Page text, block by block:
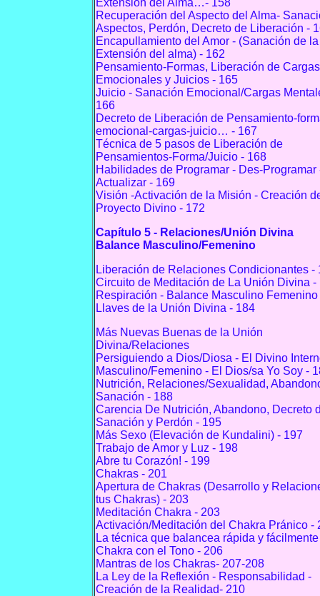
Extensión del Alma…- 158
Recuperación del Aspecto del Alma-
Aspectos, Perdón, Decreto de Liberación -
Encapullamiento del Amor - (Sanación de la
Extensión del alma) - 162
Pensamiento-Formas, Liberación de Cargas
Emocionales y Juicios - 165
Juicio - Sanación Emocional/Cargas
166
Decreto de Liberación de Pensamiento-
emocional-cargas-juicio… - 167
Técnica de 5 pasos de Liberación de
Pensamientos-Forma/Juicio - 168
Habilidades de Programar - Des-Programar
Actualizar - 169
Visión -Activación de la Misión - Creación
Proyecto Divino - 172
Capítulo 5 - Relaciones/Unión Divina
Balance Masculino/Femenino
Liberación de Relaciones Condicionantes -
Circuito de Meditación de La Unión Divina -
Respiración - Balance Masculino Femenino
Llaves de la Unión Divina - 184
Más Nuevas Buenas de la Unión
Divina/Relaciones
Persiguiendo a Dios/Diosa - El Divino
Masculino/Femenino - El Dios/sa Yo Soy -
Nutrición, Relaciones/Sexualidad,
Sanación - 188
Carencia De Nutrición, Abandono, Decreto
Sanación y Perdón - 195
Más Sexo (Elevación de Kundalini) - 197
Trabajo de Amor y Luz - 198
Abre tu Corazón! - 199
Chakras - 201
Apertura de Chakras (Desarrollo y
tus Chakras) - 203
Meditación Chakra - 203
Activación/Meditación del Chakra Pránico -
La técnica que balancea rápida y
Chakra con el Tono - 206
Mantras de los Chakras- 207-208
La Ley de la Reflexión - Responsabilidad -
Creación de la Realidad- 210